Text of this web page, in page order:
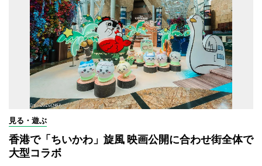
見る・遊ぶ
香港で「ちいかわ」旋風 映画公開に合わせ街全体で
大型コラボ